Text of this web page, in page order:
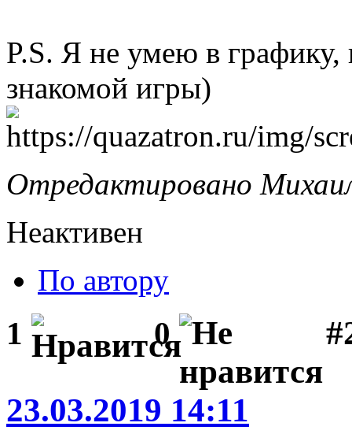
P.S. Я не умею в
знакомой игры)
Отредактировано
Неактивен
По автору
1 0
23.03.2019 14:11